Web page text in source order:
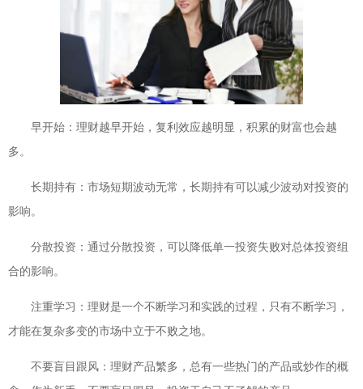
早开始：理财越早开始，复利效应越明显，积累的财富也会越
多。
长期持有：市场短期波动无常，长期持有可以减少波动对投资的
影响。
分散投资：通过分散投资，可以降低单一投资失败对总体投资组
合的影响。
注重学习：理财是一个不断学习和实践的过程，只有不断学习，
才能在复杂多变的市场中立于不败之地。
不要盲目跟风：理财产品繁多，总有一些热门的产品或炒作的概